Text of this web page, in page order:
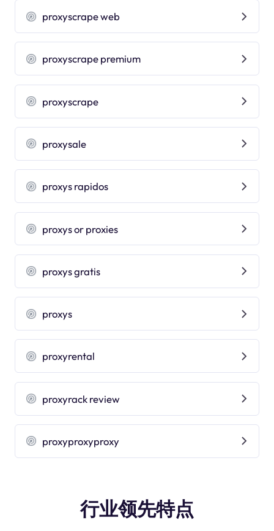
proxyscrape web
proxyscrape premium
proxyscrape
proxysale
proxys rapidos
proxys or proxies
proxys gratis
proxys
proxyrental
proxyrack review
proxyproxyproxy
行业领先特点